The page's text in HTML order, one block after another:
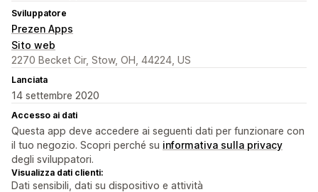
Sviluppatore
Prezen Apps
Sito web
2270 Becket Cir, Stow, OH, 44224, US
Lanciata
14 settembre 2020
Accesso ai dati
Questa app deve accedere ai seguenti dati per funzionare con
il tuo negozio. Scopri perché su informativa sulla privacy
degli sviluppatori.
Visualizza dati clienti:
Dati sensibili, dati su dispositivo e attività